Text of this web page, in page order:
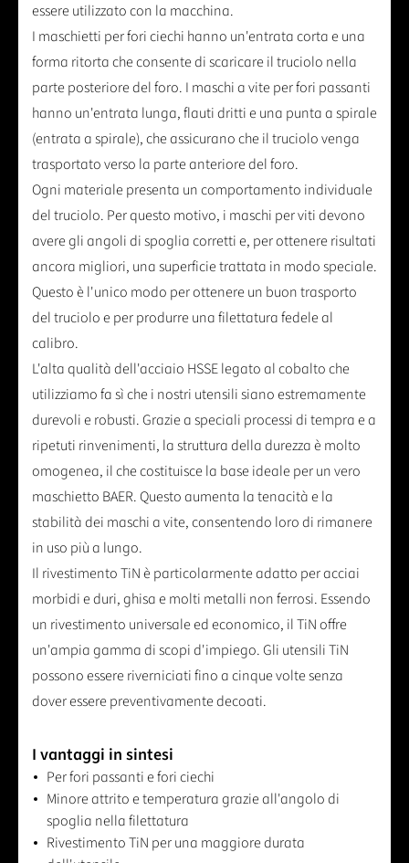
essere utilizzato con la macchina.
I maschietti per fori ciechi hanno un'entrata corta e una
forma ritorta che consente di scaricare il truciolo nella
parte posteriore del foro. I maschi a vite per fori passanti
hanno un'entrata lunga, flauti dritti e una punta a spirale
(entrata a spirale), che assicurano che il truciolo venga
trasportato verso la parte anteriore del foro.
Ogni materiale presenta un comportamento individuale
del truciolo. Per questo motivo, i maschi per viti devono
avere gli angoli di spoglia corretti e, per ottenere risultati
ancora migliori, una superficie trattata in modo speciale.
Questo è l'unico modo per ottenere un buon trasporto
del truciolo e per produrre una filettatura fedele al
calibro.
L'alta qualità dell'acciaio HSSE legato al cobalto che
utilizziamo fa sì che i nostri utensili siano estremamente
durevoli e robusti. Grazie a speciali processi di tempra e a
ripetuti rinvenimenti, la struttura della durezza è molto
omogenea, il che costituisce la base ideale per un vero
maschietto BAER. Questo aumenta la tenacità e la
stabilità dei maschi a vite, consentendo loro di rimanere
in uso più a lungo.
Il rivestimento TiN è particolarmente adatto per acciai
morbidi e duri, ghisa e molti metalli non ferrosi. Essendo
un rivestimento universale ed economico, il TiN offre
un'ampia gamma di scopi d'impiego. Gli utensili TiN
possono essere riverniciati fino a cinque volte senza
dover essere preventivamente decoati.
I vantaggi in sintesi
Per fori passanti e fori ciechi
Minore attrito e temperatura grazie all'angolo di
spoglia nella filettatura
Rivestimento TiN per una maggiore durata